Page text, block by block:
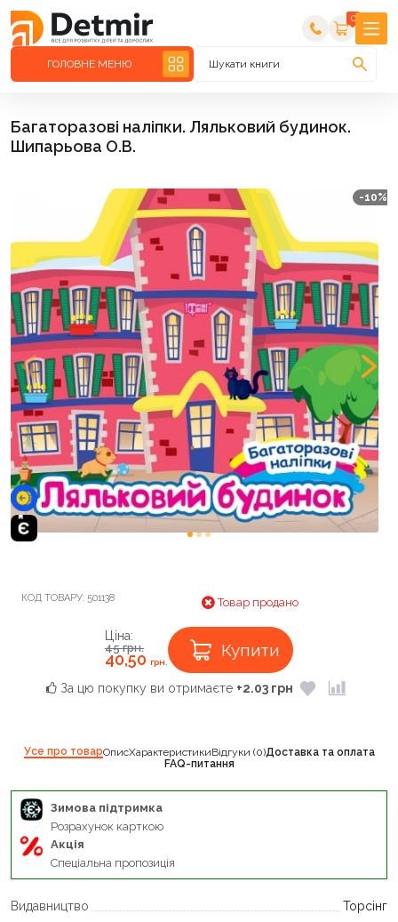
0
ГОЛОВНЕ МЕНЮ Шукати книги
Багаторазові наліпки. Ляльковий будинок.
Шипарьова О.В.
-10%
КОД ТОВАРУ: 501138 Товар продано
Ціна:
45грн.
40,50 грн.
Купити
За цю покупку ви отримаєте +2.03 грн
Усе про товарОписХарактеристикиВідгуки (0)Доставка та оплата
FAQ-питання
Зимова підтримка
Розрахунок карткою
Акція
Спеціальна пропозиція
Видавництво
Торсінг